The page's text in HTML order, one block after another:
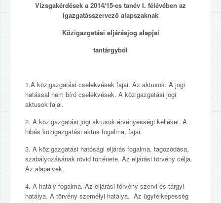
Vizsgakérdések a 2014/15-es tanév I. félévében az
igazgatásszervező alapszaknak
Közigazgatási eljárásjog alapjai
tantárgyból
1.A közigazgatási cselekvések fajai. Az aktusok. A jogi
hatással nem bíró cselekvések. A közigazgatási jogi
aktusok fajai.
2. A közigazgatási jogi aktusok érvényességi kellékei. A
hibás közigazgatási aktus fogalma, fajai.
3. A közigazgatási hatósági eljárás fogalma, tagozódása,
szabályozásának rövid története. Az eljárási törvény célja.
Az alapelvek.
4. A hatály fogalma. Az eljárási törvény szervi és tárgyi
hatálya. A törvény személyi hatálya. Az ügyfélképesség